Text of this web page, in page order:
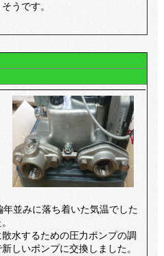
うです。
並みに落ち着いた気温でした
水するための圧力ポンプの調
しいポンプに交換しました。